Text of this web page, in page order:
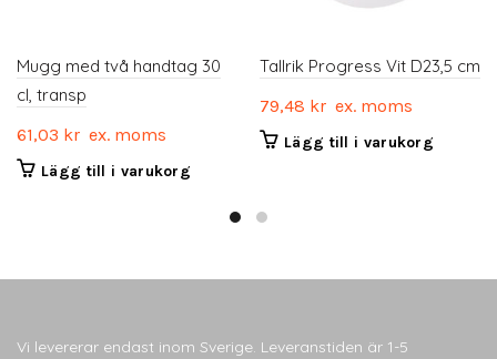
Mugg med två handtag 30
cl, transp
61,03 kr ex. moms
Lägg till i varukorg
Tallrik Progress Vit D23,5 cm
79,48 kr ex. moms
Lägg till i varukorg
Vi levererar endast inom Sverige. Leveranstiden är 1-5